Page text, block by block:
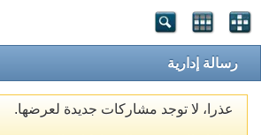
رسالة إدارية
عذرا، لا توجد مشاركات جديدة لعرضها.